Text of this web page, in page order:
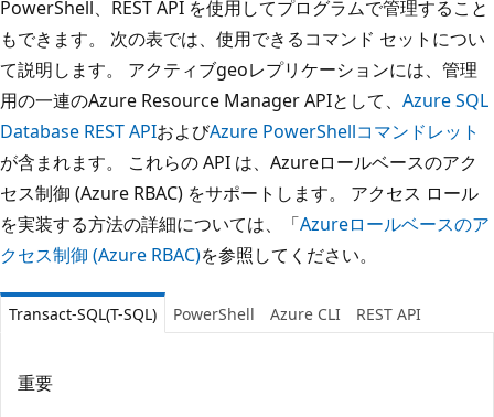
PowerShell、REST API を使用してプログラムで管理すること
もできます。 次の表では、使用できるコマンド セットについ
て説明します。 アクティブgeoレプリケーションには、管理
用の一連のAzure Resource Manager APIとして、 Azure SQL
Database REST APIおよびAzure PowerShellコマンドレット
が含まれます。 これらの API は、Azureロールベースのアク
セス制御 (Azure RBAC) をサポートします。 アクセス ロール
を実装する方法の詳細については、「Azureロールベースのア
クセス制御 (Azure RBAC)を参照してください。
Transact-SQL(T-SQL) PowerShell Azure CLI REST API
重要